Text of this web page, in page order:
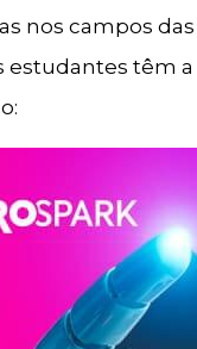
nos campos
estudantes têm